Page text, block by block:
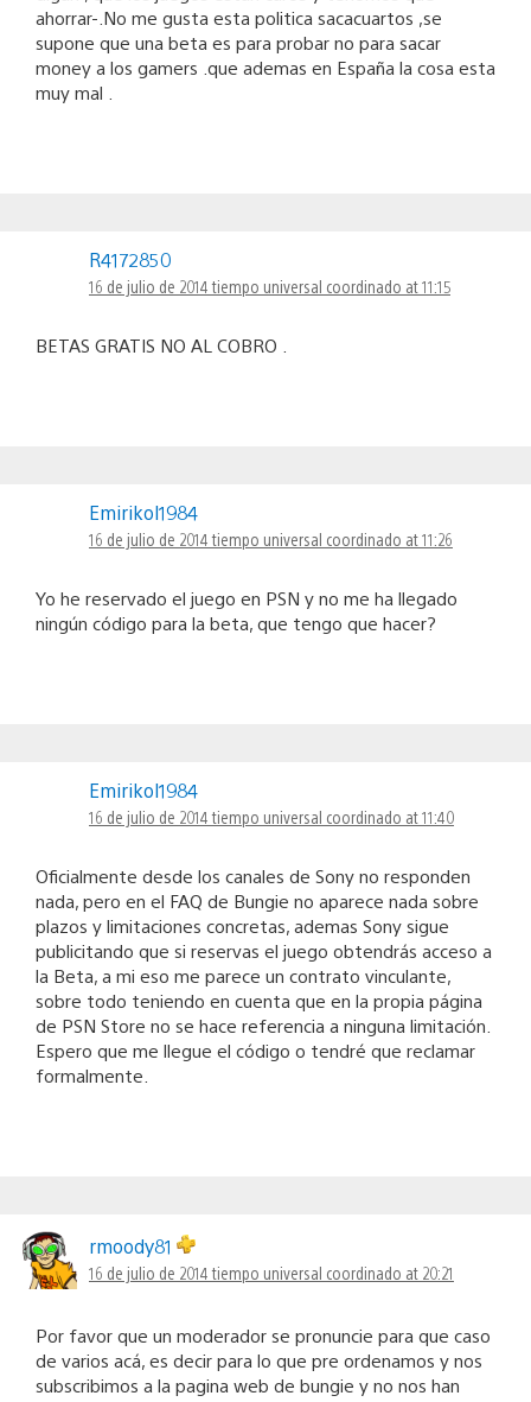
ahorrar-.No me gusta esta politica sacacuartos ,se
supone que una beta es para probar no para sacar
money a los gamers .que ademas en España la cosa esta
muy mal .
R4172850
16 de julio de 2014 tiempo universal coordinado at 11:15
BETAS GRATIS NO AL COBRO .
Emirikol1984
16 de julio de 2014 tiempo universal coordinado at 11:26
Yo he reservado el juego en PSN y no me ha llegado
ningún código para la beta, que tengo que hacer?
Emirikol1984
16 de julio de 2014 tiempo universal coordinado at 11:40
Oficialmente desde los canales de Sony no responden
nada, pero en el FAQ de Bungie no aparece nada sobre
plazos y limitaciones concretas, ademas Sony sigue
publicitando que si reservas el juego obtendrás acceso a
la Beta, a mi eso me parece un contrato vinculante,
sobre todo teniendo en cuenta que en la propia página
de PSN Store no se hace referencia a ninguna limitación.
Espero que me llegue el código o tendré que reclamar
formalmente.
rmoody81
16 de julio de 2014 tiempo universal coordinado at 20:21
Por favor que un moderador se pronuncie para que caso
de varios acá, es decir para lo que pre ordenamos y nos
subscribimos a la pagina web de bungie y no nos han